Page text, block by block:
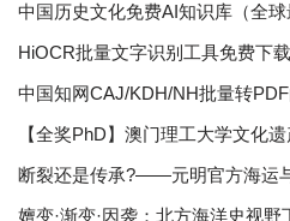
中国历史文化免费AI知识库（全球
HiOCR批量文字识别工具免费下
中国知网CAJ/KDH/NH批量转
【全奖PhD】澳门理工大学文化
断裂还是传承?——元明官方海运
嬗变·渐变·因袭：北方海洋史视野